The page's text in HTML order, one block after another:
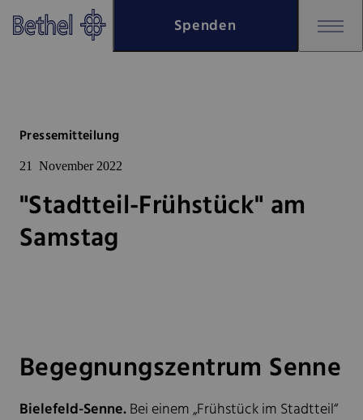
Zum Hauptinhalt springen
Zur Fußzeile springen
Spenden
Pressemitteilung
21 November 2022
"Stadtteil-Frühstück" am
Samstag
Begegnungszentrum Senne
Bielefeld-Senne.Bei einem „Frühstück im Stadtteil“